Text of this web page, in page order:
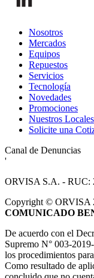
Nosotros
Mercados
Equipos
Repuestos
Servicios
Tecnología
Novedades
Promociones
Nuestros Locales
Solicite una
Canal de Denuncias
'
ORVISA S.A. - RUC:
Copyright © ORVISA
COMUNICADO
De acuerdo con el
Supremo N° 003-
los procedimientos
Como resultado de